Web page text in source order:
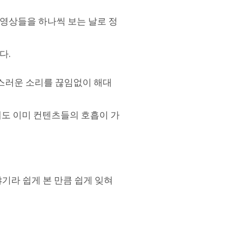
상들을 하나씩 보는 날로 정
.
운 소리를 끊임없이 해대
이미 컨텐츠들의 호흡이 가
라 쉽게 본 만큼 쉽게 잊혀